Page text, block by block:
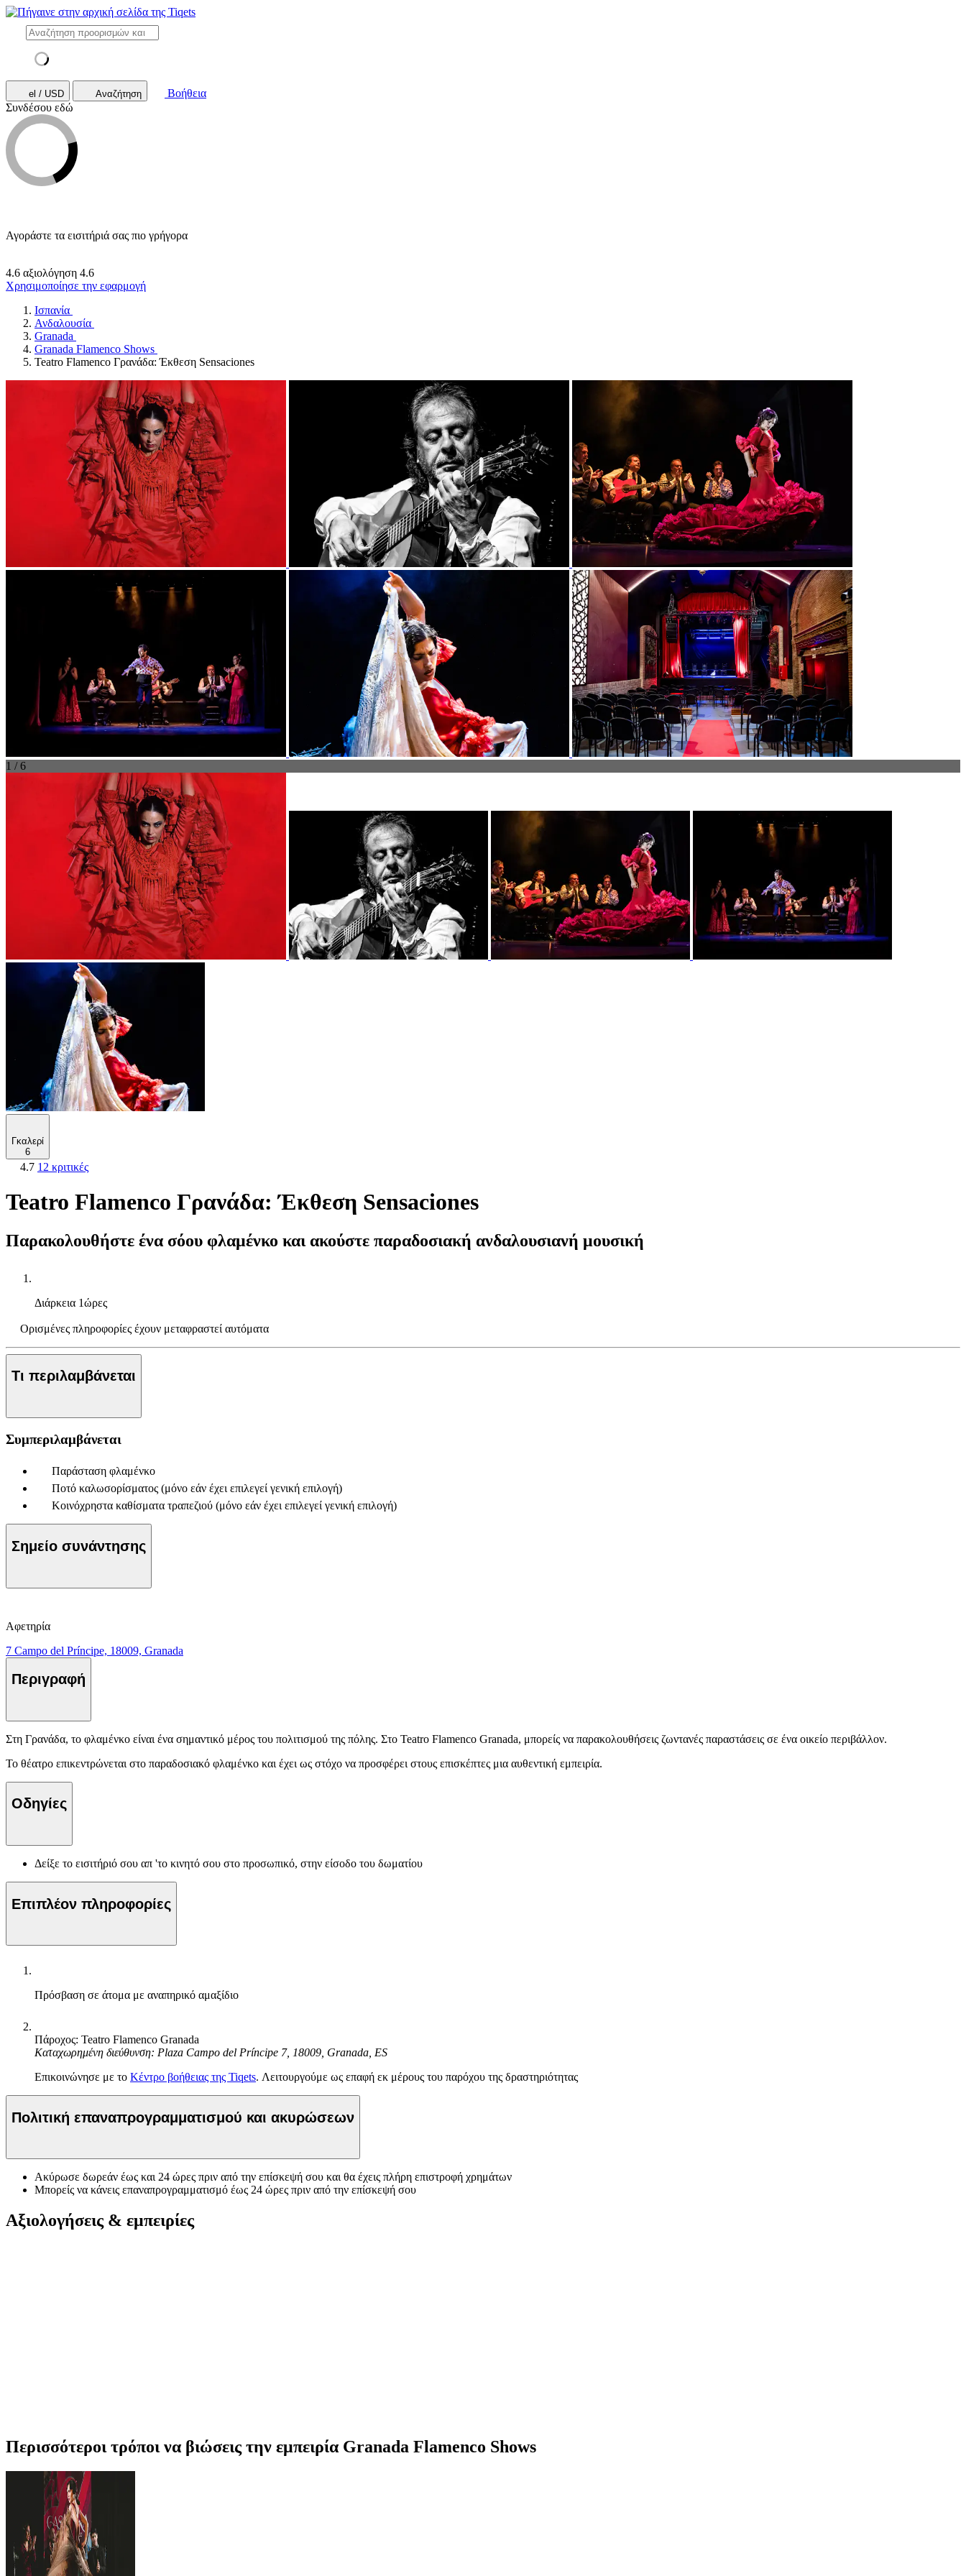
el / USD Αναζήτηση
Βοήθεια
Συνδέσου εδώ
Αγοράστε τα εισιτήριά σας πιο γρήγορα
4.6 αξιολόγηση 4.6
Χρησιμοποίησε την εφαρμογή
Ισπανία
Ανδαλουσία
Granada
Granada Flamenco Shows
Teatro Flamenco Γρανάδα: Έκθεση Sensaciones
1 / 6
Γκαλερί
6
4.7 12 κριτικές
Teatro Flamenco Γρανάδα: Έκθεση Sensaciones
Παρακολουθήστε ένα σόου φλαμένκο και ακούστε παραδοσιακή ανδαλουσιανή μουσική
Διάρκεια 1ώρες
Ορισμένες πληροφορίες έχουν μεταφραστεί αυτόματα
Τι περιλαμβάνεται
Συμπεριλαμβάνεται
Παράσταση φλαμένκο
Ποτό καλωσορίσματος (μόνο εάν έχει επιλεγεί γενική επιλογή)
Κοινόχρηστα καθίσματα τραπεζιού (μόνο εάν έχει επιλεγεί γενική επιλογή)
Σημείο συνάντησης
Αφετηρία
7 Campo del Príncipe, 18009, Granada
Περιγραφή
Στη Γρανάδα, το φλαμένκο είναι ένα σημαντικό μέρος του πολιτισμού της πόλης. Στο Teatro Flamenco Granada, μπορείς να παρακολουθήσεις ζωντανές παραστάσεις σε ένα οικείο περιβάλλον.
Το θέατρο επικεντρώνεται στο παραδοσιακό φλαμένκο και έχει ως στόχο να προσφέρει στους επισκέπτες μια αυθεντική εμπειρία.
Οδηγίες
Δείξε το εισιτήριό σου απ 'το κινητό σου στο προσωπικό, στην είσοδο του δωματίου
Επιπλέον πληροφορίες
Πρόσβαση σε άτομα με αναπηρικό αμαξίδιο
Πάροχος: Teatro Flamenco Granada
Καταχωρημένη διεύθυνση: Plaza Campo del Príncipe 7, 18009, Granada, ES
Επικοινώνησε με το Κέντρο βοήθειας της Tiqets. Λειτουργούμε ως επαφή εκ μέρους του παρόχου της δραστηριότητας
Πολιτική επαναπρογραμματισμού και ακυρώσεων
Ακύρωσε δωρεάν έως και 24 ώρες πριν από την επίσκεψή σου και θα έχεις πλήρη επιστροφή χρημάτων
Μπορείς να κάνεις επαναπρογραμματισμό έως 24 ώρες πριν από την επίσκεψή σου
Αξιολογήσεις & εμπειρίες
Περισσότεροι τρόποι να βιώσεις την εμπειρία Granada Flamenco Shows